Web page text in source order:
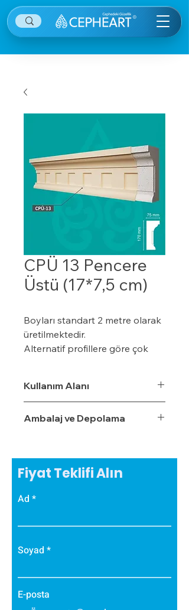
CPÜ 13 Pencere
Üstü (17*7,5 cm)
Boyları standart 2 metre olarak
üretilmektedir.
Alternatif profillere göre çok
yumuşama ve sarkma yapmaz.
Yalıtım sistemine tam
uyumludur.
Dış koşullara son derece
dayanıklıdır.
Güneş ışınlarından etkilenmez
Kullanım Alanı
Ambalaj ve Depolama
Fiyat Teklifi Alın
Ad
Soyad
E-posta